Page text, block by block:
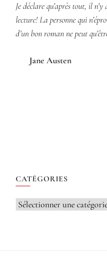
Je déclare qu’après tout, il
lecture! La personne qui
d’un bon roman ne peut
Jane Austen
CATÉGORIES
Catégories